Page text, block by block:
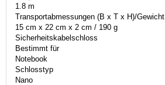
1.8 m
Transportabmessungen (B x T x H)/Gewicht
15 cm x 22 cm x 2 cm / 190 g
Sicherheitskabelschloss
Bestimmt für
Notebook
Schlosstyp
Nano